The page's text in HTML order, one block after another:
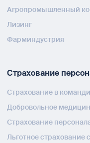
Агропромышленный
Лизинг
Фарминдустрия
Страхование
Страхование в
Добровольное
Страхование
Льготное страхование